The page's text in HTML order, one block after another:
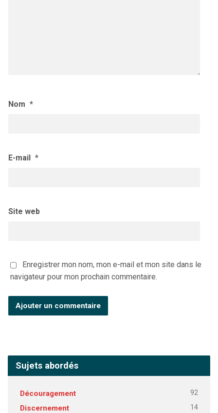
Nom *
E-mail *
Site web
Enregistrer mon nom, mon e-mail et mon site dans le
navigateur pour mon prochain commentaire.
Sujets abordés
Découragement 92
Discernement 14